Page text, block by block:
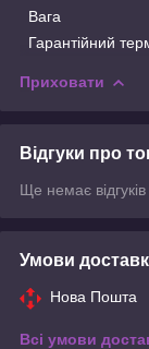
Вага
Гарантійний
Приховати
Відгуки про
Ще немає
Умови
Нова Пошта
Всі умови